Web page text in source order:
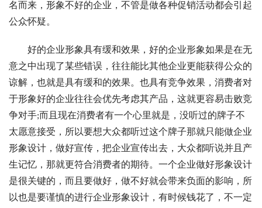
名而来，形象不好的企业，不管是做各种促销活动都会引起
公众怀疑。
好的企业形象具有缓和效果，好的企业形象如果是在无
意之中出现了某些错误，往往能比其他企业更能获得公众的
谅解，也就是具有缓和的效果。也具有竞争效果，消费者对
于形象好的企业往往会优先考虑其产品，这就更容易击败竞
争对手;而且现在消费者有一个心里就是，没听过的牌子不
太愿意接受，所以要想大众都听过这个牌子那就只能做企业
形象设计，做好宣传，把企业宣传出去，大众都听说并且产
生记忆，那就更符合消费者的期待。一个企业做好形象设计
是很关键的，而且要做好，做不好就会带来负面的影响，所
以也是要谨慎的进行企业形象设计，有时候钱花了，不一定